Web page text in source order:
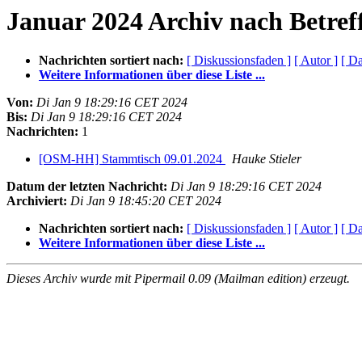
Januar 2024 Archiv nach
Nachrichten sortiert nach: [ Diskussionsfaden ] [ Autor ] [
Weitere Informationen über diese Liste ...
Von: Di Jan 9 18:29:16 CET 2024
Bis: Di Jan 9 18:29:16 CET 2024
Nachrichten: 1
[OSM-HH] Stammtisch 09.01.2024
Hauke Stieler
Datum der letzten Nachricht: Di Jan 9 18:29:16 CET 2024
Archiviert: Di Jan 9 18:45:20 CET 2024
Nachrichten sortiert nach: [ Diskussionsfaden ] [ Autor ] [
Weitere Informationen über diese Liste ...
Dieses Archiv wurde mit Pipermail 0.09 (Mailman edition) erzeugt.